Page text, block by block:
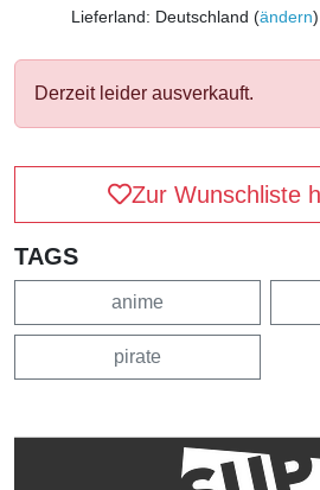
Lieferland: Deutschland (ändern)
Derzeit leider ausverkauft.
Zur Wunschliste
TAGS
anime
pirate